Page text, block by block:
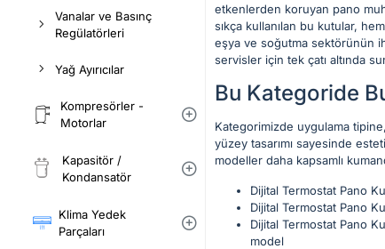
Vanalar ve Basınç
Regülatörleri
Yağ Ayırıcılar
Kompresörler -
Motorlar
Kapasitör /
Kondansatör
Klima Yedek
Parçaları
etkenlerden koruyan pano
sıkça kullanılan bu kutular,
eşya ve soğutma sektörünün
servisler için tek çatı altında
Bu Kategoride
Kategorimizde uygulama
yüzey tasarımı sayesinde
modeller daha kapsamlı
Dijital Termostat Pano
Dijital Termostat Pano
Dijital Termostat Pano
model